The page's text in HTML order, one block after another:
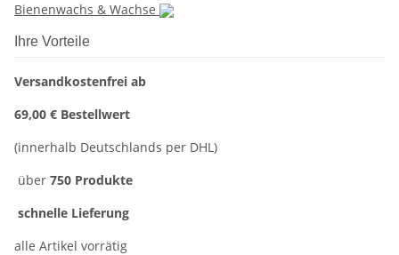
Bienenwachs & Wachse
Ihre Vorteile
Versandkostenfrei ab
69,00 € Bestellwert
(innerhalb Deutschlands per DHL)
über 750 Produkte
schnelle Lieferung
alle Artikel vorrätig